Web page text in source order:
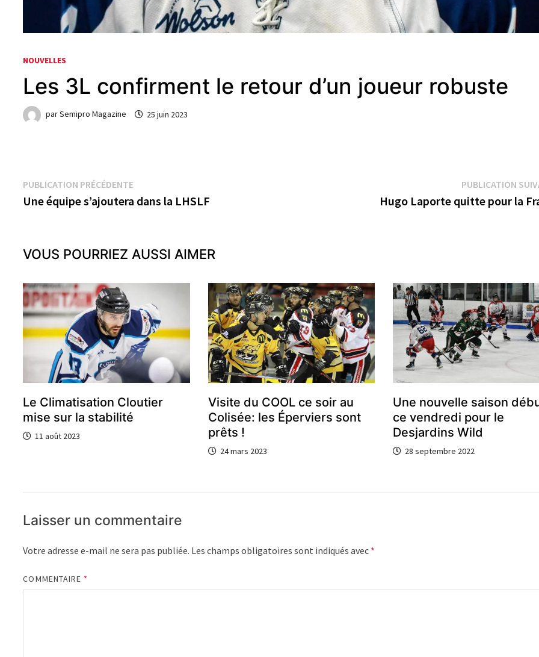
NOUVELLES
Les 3L confirment le retour d’un joueur robuste
parSemipro Magazine 25 juin 2023
Navigation
de
PUBLICATION PRÉCÉDENTEPublication
précédente :
Une équipe s’ajoutera dans la LHSLF
PUBLICATION
Hugo Laporte quitte pour la
VOUS POURRIEZ AUSSI AIMER
Le Climatisation Cloutier
mise sur la stabilité
11 août 2023
Visite du COOL ce soir au
Colisée: les Éperviers sont
prêts !
24 mars 2023
Une nouvelle saison
ce vendredi pour le
Desjardins Wild
28 septembre 2022
Laisser un commentaire
Votre adresse e-mail ne sera pas publiée. Les champs obligatoires sont indiqués avec *
COMMENTAIRE *